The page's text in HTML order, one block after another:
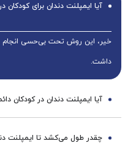
آیا ایمپلنت دندان برای کودکان
خیر، این روش تحت بی‌حسی
داشت.
آیا ایمپلنت دندان در کودکان
چقدر طول می‌کشد تا ایمپلنت